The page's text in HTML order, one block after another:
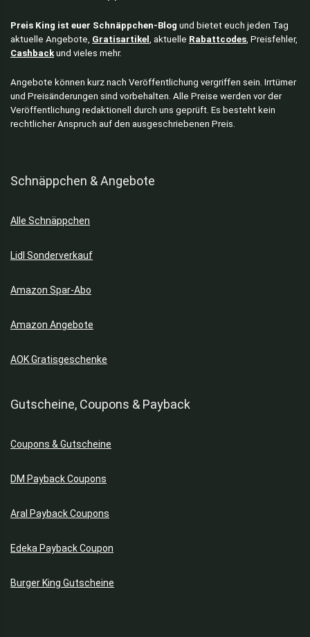
Preis King ist euer Schnäppchen-Blog und bietet euch jeden Tag
aktuelle Angebote, Gratisartikel , aktuelle Rabattcodes, Preisfehler,
Cashbackund vieles mehr.
Angebote können kurz nach Veröffentlichung vergriffen sein. Irrtümer
und Preisänderungen sind vorbehalten. Alle Preise werden vor der
Veröffentlichung redaktionell durch uns geprüft. Es besteht kein
rechtlicher Anspruch auf den ausgeschriebenen Preis.
Schnäppchen & Angebote
Alle Schnäppchen
Lidl Sonderverkauf
Amazon Spar-Abo
Amazon Angebote
AOK Gratisgeschenke
Gutscheine, Coupons & Payback
Coupons & Gutscheine
DM Payback Coupons
Aral Payback Coupons
Edeka Payback Coupon
Burger King Gutscheine